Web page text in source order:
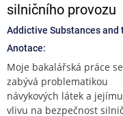
silničního provozu
Addictive Substances and
Anotace:
Moje bakalářská práce se
zabývá problematikou
návykových látek a jejímu
vlivu na bezpečnost